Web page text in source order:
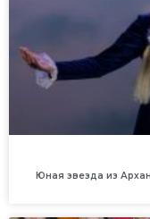
Юная звезда из